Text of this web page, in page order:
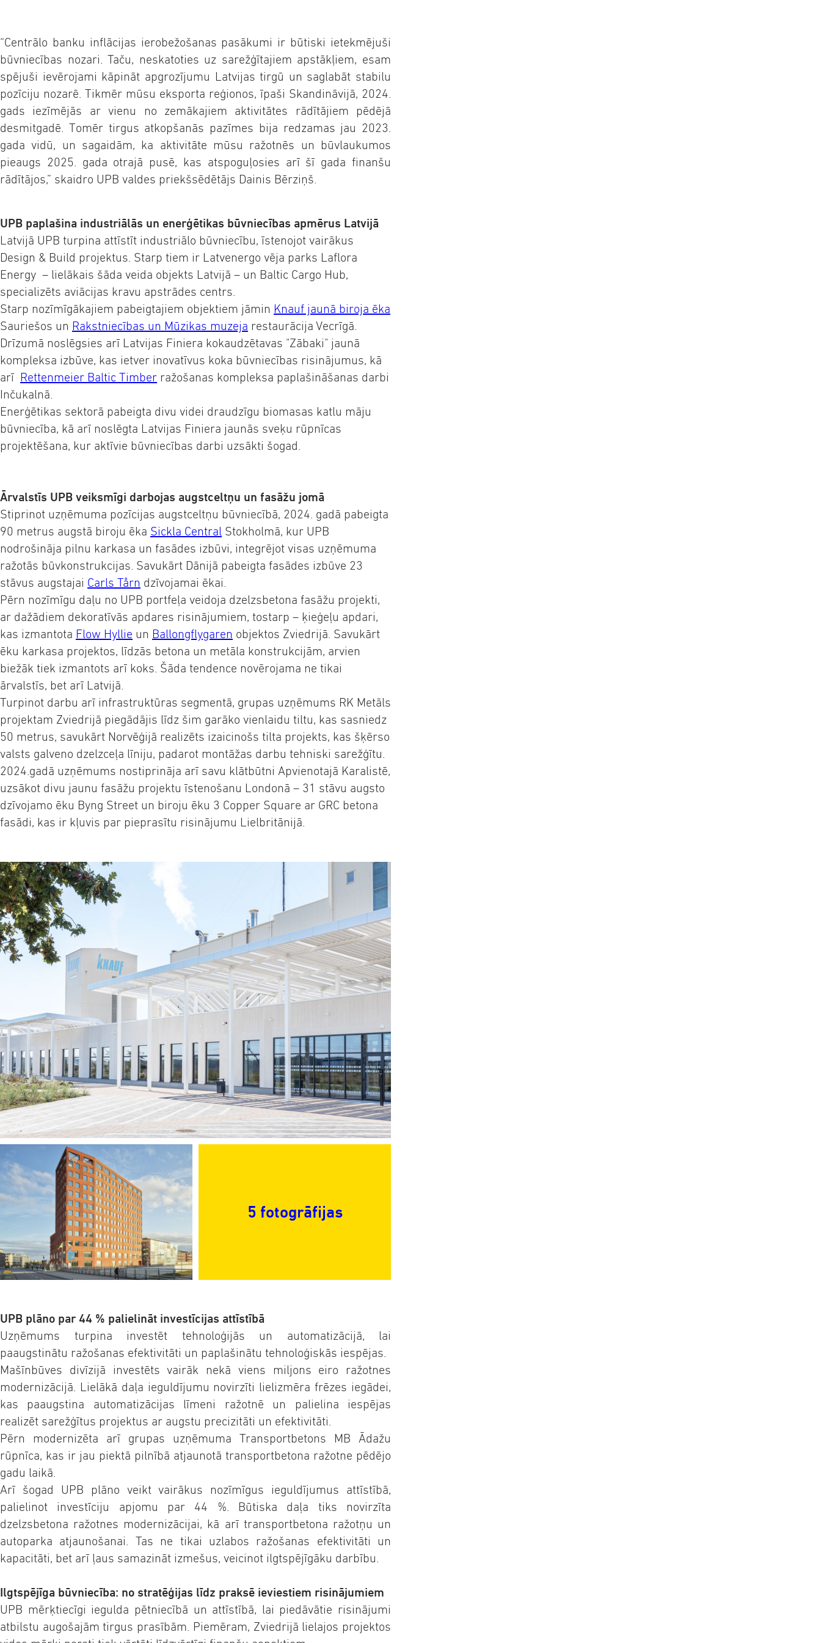
“Centrālo banku inflācijas ierobežošanas pasākumi ir būtiski ietekmējuši
būvniecības nozari. Taču, neskatoties uz sarežģītajiem apstākļiem, esam
spējuši ievērojami kāpināt apgrozījumu Latvijas tirgū un saglabāt stabilu
pozīciju nozarē. Tikmēr mūsu eksporta reģionos, īpaši Skandināvijā, 2024.
gads iezīmējās ar vienu no zemākajiem aktivitātes rādītājiem pēdējā
desmitgadē. Tomēr tirgus atkopšanās pazīmes bija redzamas jau 2023.
gada vidū, un sagaidām, ka aktivitāte mūsu ražotnēs un būvlaukumos
pieaugs 2025. gada otrajā pusē, kas atspoguļosies arī šī gada finanšu
rādītājos,” skaidro UPB valdes priekšsēdētājs Dainis Bērziņš.
UPB paplašina industriālās un enerģētikas būvniecības apmērus Latvijā
Latvijā UPB turpina attīstīt industriālo būvniecību, īstenojot vairākus
Design & Build projektus. Starp tiem ir Latvenergo vēja parks Laflora
Energy – lielākais šāda veida objekts Latvijā – un Baltic Cargo Hub,
specializēts aviācijas kravu apstrādes centrs.
Starp nozīmīgākajiem pabeigtajiem objektiem jāmin Knauf jaunā biroja ēka
Sauriešos un Rakstniecības un Mūzikas muzeja restaurācija Vecrīgā.
Drīzumā noslēgsies arī Latvijas Finiera kokaudzētavas "Zābaki" jaunā
kompleksa izbūve, kas ietver inovatīvus koka būvniecības risinājumus, kā
arī Rettenmeier Baltic Timber ražošanas kompleksa paplašināšanas darbi
Inčukalnā.
Enerģētikas sektorā pabeigta divu videi draudzīgu biomasas katlu māju
būvniecība, kā arī noslēgta Latvijas Finiera jaunās sveķu rūpnīcas
projektēšana, kur aktīvie būvniecības darbi uzsākti šogad.
Ārvalstīs UPB veiksmīgi darbojas augstceltņu un fasāžu jomā
Stiprinot uzņēmuma pozīcijas augstceltņu būvniecībā, 2024. gadā pabeigta
90 metrus augstā biroju ēka Sickla Central Stokholmā, kur UPB
nodrošināja pilnu karkasa un fasādes izbūvi, integrējot visas uzņēmuma
ražotās būvkonstrukcijas. Savukārt Dānijā pabeigta fasādes izbūve 23
stāvus augstajai Carls Tårn dzīvojamai ēkai.
Pērn nozīmīgu daļu no UPB portfeļa veidoja dzelzsbetona fasāžu projekti,
ar dažādiem dekoratīvās apdares risinājumiem, tostarp – ķieģeļu apdari,
kas izmantota Flow Hyllie un Ballongflygaren objektos Zviedrijā. Savukārt
ēku karkasa projektos, līdzās betona un metāla konstrukcijām, arvien
biežāk tiek izmantots arī koks. Šāda tendence novērojama ne tikai
ārvalstīs, bet arī Latvijā.
Turpinot darbu arī infrastruktūras segmentā, grupas uzņēmums RK Metāls
projektam Zviedrijā piegādājis līdz šim garāko vienlaidu tiltu, kas sasniedz
50 metrus, savukārt Norvēģijā realizēts izaicinošs tilta projekts, kas šķērso
valsts galveno dzelzceļa līniju, padarot montāžas darbu tehniski sarežģītu.
2024.gadā uzņēmums nostiprināja arī savu klātbūtni Apvienotajā Karalistē,
uzsākot divu jaunu fasāžu projektu īstenošanu Londonā – 31 stāvu augsto
dzīvojamo ēku Byng Street un biroju ēku 3 Copper Square ar GRC betona
fasādi, kas ir kļuvis par pieprasītu risinājumu Lielbritānijā.
5 fotogrāfijas
UPB plāno par 44 % palielināt investīcijas attīstībā
Uzņēmums turpina investēt tehnoloģijās un automatizācijā, lai
paaugstinātu ražošanas efektivitāti un paplašinātu tehnoloģiskās iespējas.
Mašīnbūves divīzijā investēts vairāk nekā viens miljons eiro ražotnes
modernizācijā. Lielākā daļa ieguldījumu novirzīti lielizmēra frēzes iegādei,
kas paaugstina automatizācijas līmeni ražotnē un palielina iespējas
realizēt sarežģītus projektus ar augstu precizitāti un efektivitāti.
Pērn modernizēta arī grupas uzņēmuma Transportbetons MB Ādažu
rūpnīca, kas ir jau piektā pilnībā atjaunotā transportbetona ražotne pēdējo
gadu laikā.
Arī šogad UPB plāno veikt vairākus nozīmīgus ieguldījumus attīstībā,
palielinot investīciju apjomu par 44 %. Būtiska daļa tiks novirzīta
dzelzsbetona ražotnes modernizācijai, kā arī transportbetona ražotņu un
autoparka atjaunošanai. Tas ne tikai uzlabos ražošanas efektivitāti un
kapacitāti, bet arī ļaus samazināt izmešus, veicinot ilgtspējīgāku darbību.
Ilgtspējīga būvniecība: no stratēģijas līdz praksē ieviestiem risinājumiem
UPB mērķtiecīgi iegulda pētniecībā un attīstībā, lai piedāvātie risinājumi
atbilstu augošajām tirgus prasībām. Piemēram, Zviedrijā lielajos projektos